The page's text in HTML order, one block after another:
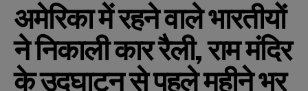
अमेरिका में रहने वाले भारतीयों
ने निकाली कार रैली, राम मंदिर
के उद्घाटन से पहले महीने भर